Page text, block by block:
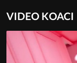
VIDEO